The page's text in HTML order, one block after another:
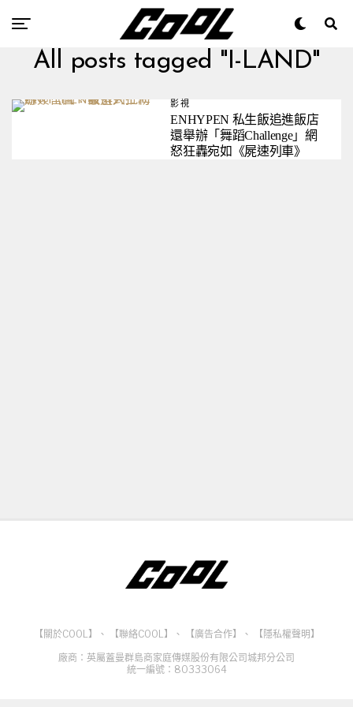
All posts tagged "I-LAND"
影視
ENHYPEN 私生飯追進飯店
還舉辦「舞蹈Challenge」網
怒狂轟宛如《屍速列車》
【關於COOL】 、 【聯絡COOL】 、 【廣告合作】 、
【隱私權聲明】
廠商：英屬蓋曼群島商家庭傳媒股份有限公司城邦分公司
統一編號：80333064